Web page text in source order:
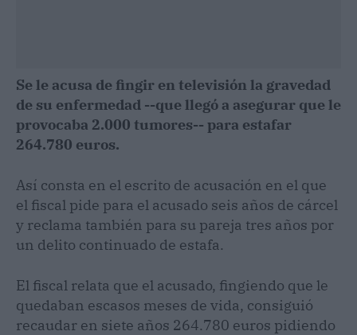
Se le acusa de fingir en televisión la gravedad
de su enfermedad --que llegó a asegurar que le
provocaba 2.000 tumores-- para estafar
264.780 euros.
Así consta en el escrito de acusación en el que
el fiscal pide para el acusado seis años de cárcel
y reclama también para su pareja tres años por
un delito continuado de estafa.
El fiscal relata que el acusado, fingiendo que le
quedaban escasos meses de vida, consiguió
recaudar en siete años 264.780 euros pidiendo